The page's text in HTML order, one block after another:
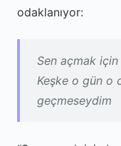
odaklanıyor:
Sen açmak
Keşke o gün o
geçmeseydim